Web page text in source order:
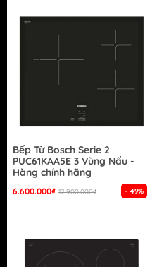
- 49%
Bếp Từ Bosch Serie 2
PUC61KAA5E 3 Vùng Nấu -
Hàng chính hãng
6.600.000₫ 12.900.000₫